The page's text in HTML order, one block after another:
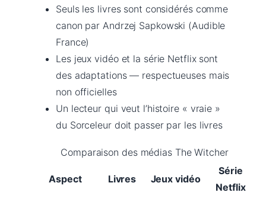
Seuls les livres sont considérés comme
canon par Andrzej Sapkowski (Audible
France)
Les jeux vidéo et la série Netflix sont
des adaptations — respectueuses mais
non officielles
Un lecteur qui veut l’histoire « vraie »
du Sorceleur doit passer par les livres
Comparaison des médias The Witcher
Aspect Livres Jeux vidéo
Série
Netflix